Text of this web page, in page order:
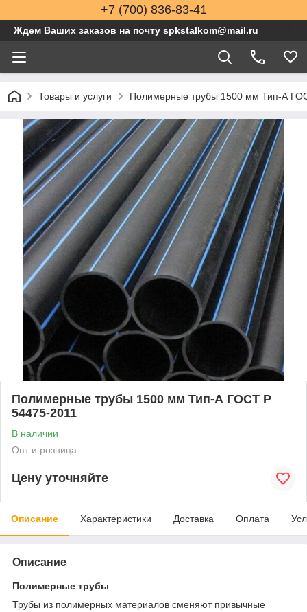
+7 (700) 836-83-41
Ждем Ваших заказов на почту spkstalkom@mail.ru
Товары и услуги Полимерные трубы 1500 мм Тип-А
Полимерные трубы 1500 мм Тип-А ГОСТ Р
54475-2011
В наличии
Опт и розница
Цену уточняйте
Описание Характеристики Доставка Оплата
Описание
Полимерные трубы
Трубы из полимерных материалов сменяют привычные